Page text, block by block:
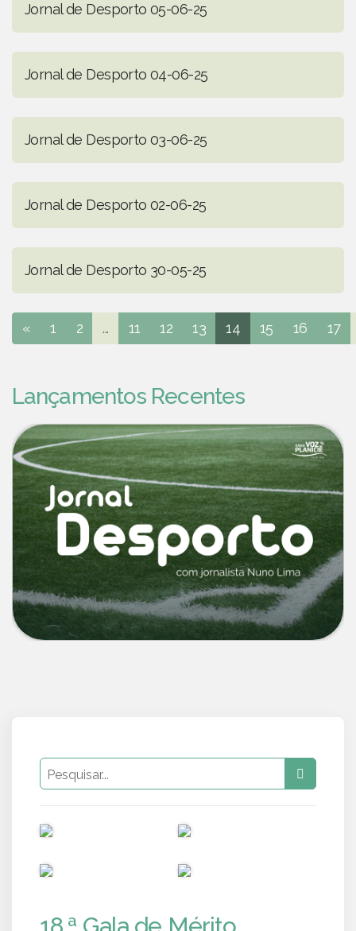
Jornal de Desporto 05-06-25
Jornal de Desporto 04-06-25
Jornal de Desporto 03-06-25
Jornal de Desporto 02-06-25
Jornal de Desporto 30-05-25
« 1 2 ... 11 12 13 14 15 16 17
Lançamentos Recentes